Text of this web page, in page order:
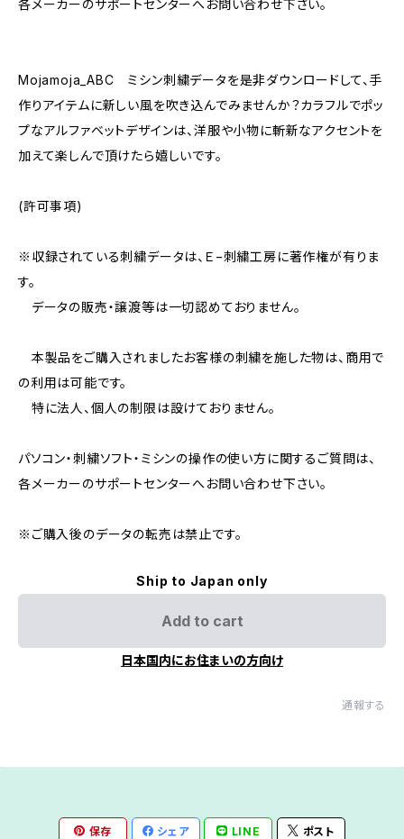
各メーカーのサポートセンターへお問い合わせ下さい。
Mojamoja_ABC ミシン刺繍データを是非ダウンロードして、手
作りアイテムに新しい風を吹き込んでみませんか？カラフルでポッ
プなアルファベットデザインは、洋服や小物に斬新なアクセントを
加えて楽しんで頂けたら嬉しいです。
(許可事項)
※収録されている刺繍データは、Ｅ−刺繍工房に著作権が有りま
す。
データの販売・譲渡等は一切認めておりません。
本製品をご購入されましたお客様の刺繍を施した物は、商用で
の利用は可能です。
特に法人、個人の制限は設けておりません。
パソコン・刺繍ソフト・ミシンの操作の使い方に関するご質問は、
各メーカーのサポートセンターへお問い合わせ下さい。
※ご購入後のデータの転売は禁止です。
Ship to Japan only
Add to cart
日本国内にお住まいの方向け
通報する
保存 シェア LINE ポスト